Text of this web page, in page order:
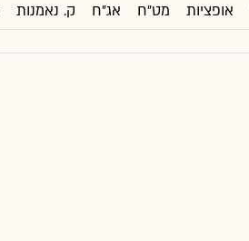
אופציות מט"ח אג"ח ק. נאמנות